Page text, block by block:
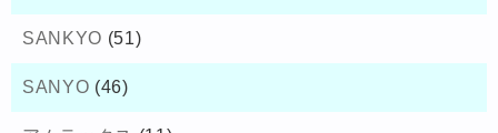
SANKYO (51)
SANYO (46)